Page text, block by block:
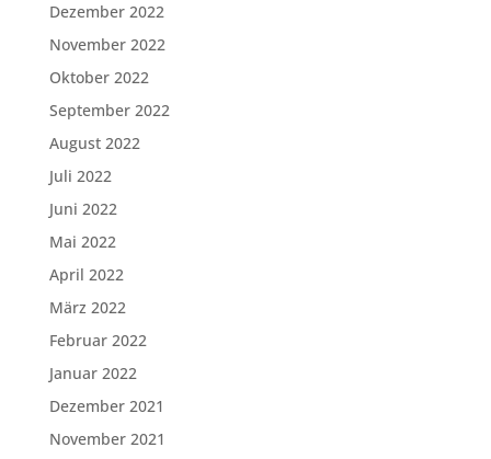
Dezember 2022
November 2022
Oktober 2022
September 2022
August 2022
Juli 2022
Juni 2022
Mai 2022
April 2022
März 2022
Februar 2022
Januar 2022
Dezember 2021
November 2021